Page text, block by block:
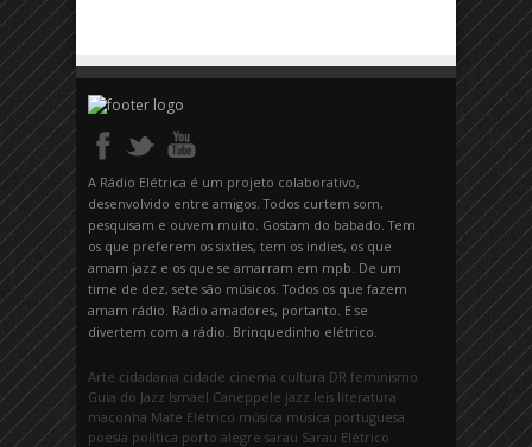
A Rádio Elétrica é um projeto colaborativo,
desenvolvido entre amigos. Todos curtem som,
pesquisam e ouvem muito. Gostam do babado. Tem
os que preferem os sixties, tem os indies, os que
amam jazz e os que se amarram em mpb. De um
time de dez, sete são músicos. Todos os que fazem
amam rádio. Rádio amadores, portanto. E se
divertem com a rádio. Brinquedinho elétrico.
Arte cidadania cidade cinema cultura DR feminismo
Guia do Jazz Ismael Caneppele jazz leis literatura
maconha Mate Elétrico música música portuguesa
poesia política porto alegre sarau Sarau Elétrico